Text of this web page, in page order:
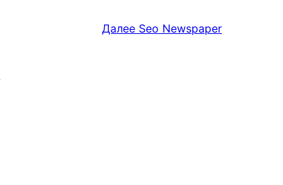
Далее Seo Newspaper